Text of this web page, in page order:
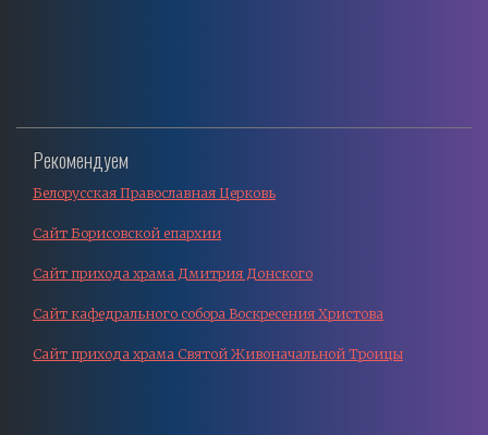
Рекомендуем
Белорусская Православная Церковь
Сайт Борисовской епархии
Сайт прихода храма Дмитрия Донского
Сайт кафедрального собора Воскресения Христова
Сайт прихода храма Святой Живоначальной Троицы